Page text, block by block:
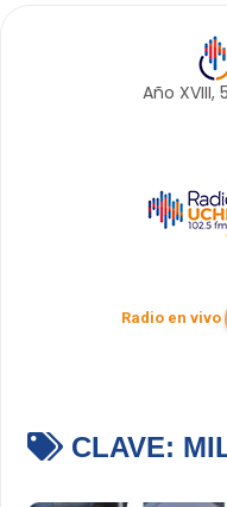
Año XVIII,
Radio en vivo
CLAVE: